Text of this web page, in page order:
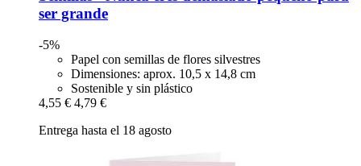
ser grande
-5%
Papel con semillas de flores silvestres
Dimensiones: aprox. 10,5 x 14,8 cm
Sostenible y sin plástico
4,55 € 4,79 €
Entrega hasta el 18 agosto